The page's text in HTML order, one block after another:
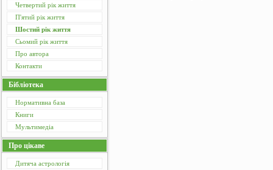
Четвертий рік життя
П'ятий рік життя
Шостий рік життя
Сьомий рік життя
Про автора
Контакти
Бібліотека
Нормативна база
Книги
Мультимедіа
Про цікаве
Дитяча астрологія